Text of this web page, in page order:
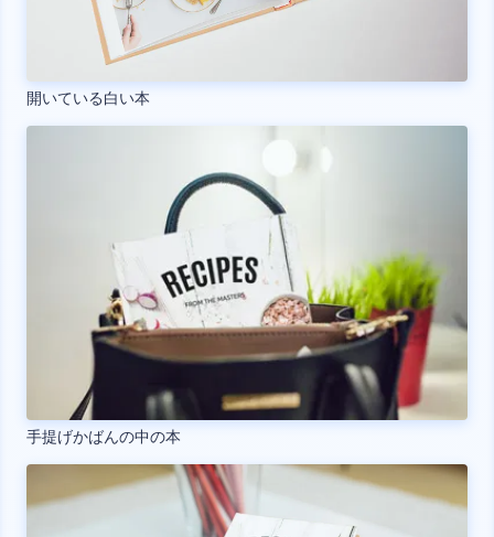
開いている白い本
手提げかばんの中の本